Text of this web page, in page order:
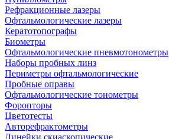
Рефракционные лазеры
Офтальмологические лазеры
Кератотопографы
Биометры
Офтальмологические пневмотонометры
Наборы пробных линз
Периметры офтальмологические
Пробные оправы
Офтальмологические тонометры
Форопторы
Цветотесты
Авторефрактометры
Линейки скиаскопические